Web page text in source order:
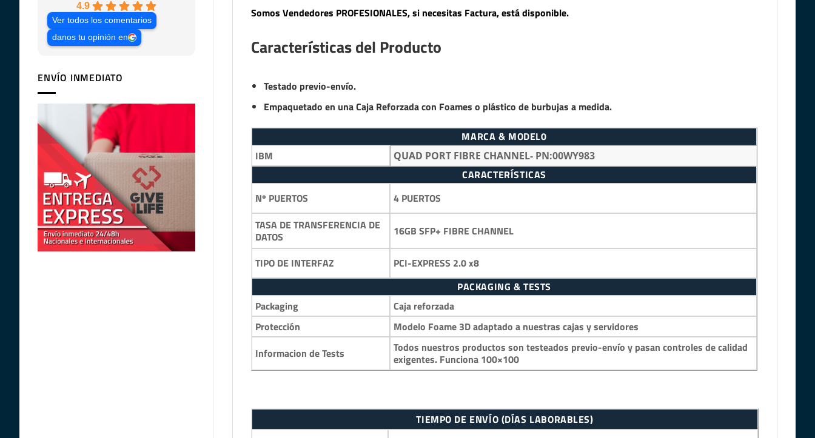
4.9
Ver todos los comentarios
danos tu opinión en
ENVÍO INMEDIATO
Somos Vendedores PROFESIONALES, si necesitas Factura, está disponible.
Características del Producto
Testado previo-envío.
Empaquetado en una Caja Reforzada con Foames o plástico de burbujas a medida.
MARCA & MODEL0
IBM
QUAD PORT FIBRE CHANNEL- PN:00WY983
CARACTERÍSTICAS
Nº PUERTOS
4 PUERTOS
TASA DE TRANSFERENCIA DE
DATOS
16GB SFP+ FIBRE CHANNEL
TIPO DE INTERFAZ
PCI-EXPRESS 2.0 x8
PACKAGING & TESTS
Packaging
Caja reforzada
Protección
Modelo Foame 3D adaptado a nuestras cajas y servidores
Informacion de Tests
Todos nuestros productos son testeados previo-envío y pasan controles de calidad
exigentes. Funciona 100×100
TIEMPO DE ENVÍO (DÍAS LABORABLES)